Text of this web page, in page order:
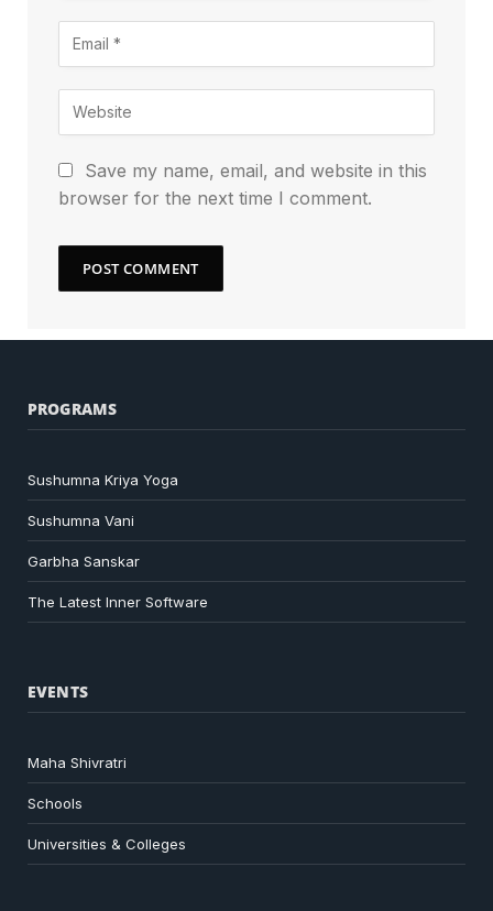
Save my name, email, and website in this
browser for the next time I comment.
PROGRAMS
Sushumna Kriya Yoga
Sushumna Vani
Garbha Sanskar
The Latest Inner Software
EVENTS
Maha Shivratri
Schools
Universities & Colleges